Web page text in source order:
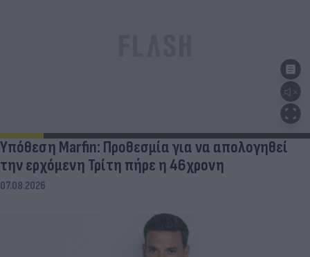
Υπόθεση Marfin: Προθεσμία για να απολογηθεί
την ερχόμενη Τρίτη πήρε η 46χρονη
07.08.2026